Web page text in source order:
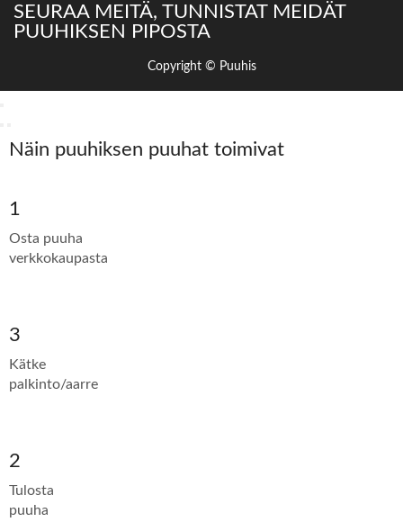
SEURAA MEITÄ, TUNNISTAT MEIDÄT
PUUHIKSEN PIPOSTA
Copyright © Puuhis
Näin puuhiksen puuhat toimivat
1
Osta puuha
verkkokaupasta
3
Kätke
palkinto/aarre
2
Tulosta
puuha